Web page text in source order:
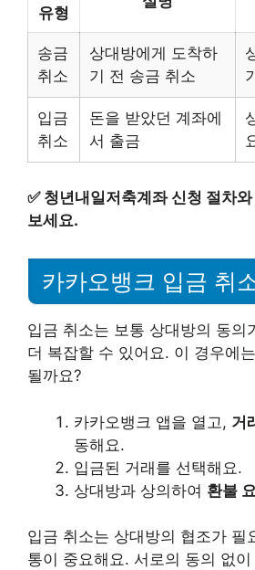
유형
송금
취소
상대방에게 도착하
기 전 송금 취소
입금
취소
돈을 받았던 계좌에
서 출금
✅ 청년내일저축계좌 신청 절차
보세요.
카카오뱅크 입금 취
입금 취소는 보통 상대방의 동의
더 복잡할 수 있어요. 이 경우에
될까요?
카카오뱅크 앱을 열고, 거
동해요.
입금된 거래를 선택해요.
상대방과 상의하여 환불
입금 취소는 상대방의 협조가 필
통이 중요해요. 서로의 동의 없